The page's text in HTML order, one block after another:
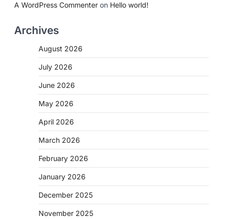
A WordPress Commenter on Hello world!
Archives
August 2026
July 2026
June 2026
May 2026
April 2026
March 2026
February 2026
January 2026
December 2025
November 2025